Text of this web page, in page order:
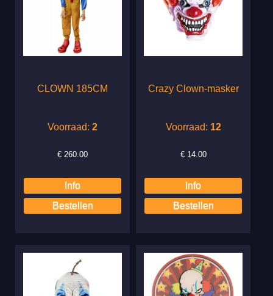
CLOWN 185CM
Voorraad:2
€ 260.00
Crazy Clown-masker
Voorraad: 12
€ 14.00